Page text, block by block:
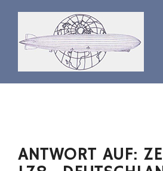
springen
ANTWORT AUF: